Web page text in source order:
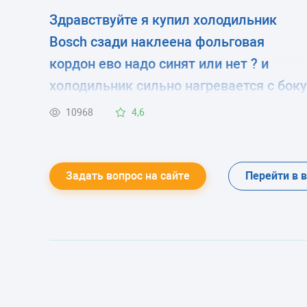
Здравствуйте я купил холодильник
Bosch сзади наклеена фольговая
кордон ево надо синят или нет ? и
холодильник сильно нагревается с боку
это так должна быт ?
10968 4,6
Задать вопрос на сайте Перейти в